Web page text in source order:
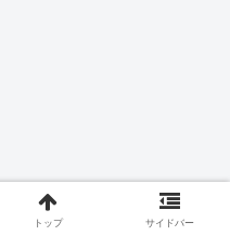
トップ サイドバー